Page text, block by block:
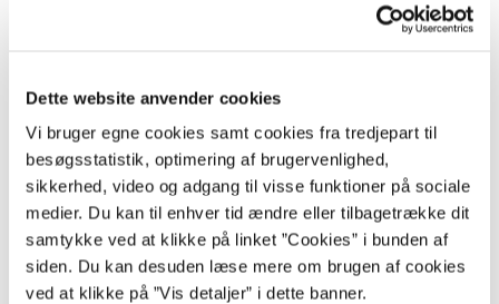
Dette website anvender cookies
Vi bruger egne cookies samt cookies fra tredjepart til
besøgsstatistik, optimering af brugervenlighed,
sikkerhed, video og adgang til visse funktioner på sociale
medier. Du kan til enhver tid ændre eller tilbagetrække dit
samtykke ved at klikke på linket ”Cookies” i bunden af
siden. Du kan desuden læse mere om brugen af cookies
ved at klikke på ”Vis detaljer” i dette banner.
Fra marts og frem til begyndelsen af maj måned udarbejder de
enkelte ministerier deres finanslovsbidrag. Ministerierne fordeler
ressortministeriet. Finanslovforslaget skal som udgangspunkt
udarbejdes inden for de udmeldte rammer.
I begyndelsen af maj sender ministerierne et samlet bidrag til
finanslovforslaget til Finansministeriet. Finansministeriet udarbejder
det samlede finanslovforslag på baggrund af ministeriernes bidrag.
Frem til slutningen af juni foretages såvel en politisk som en teknisk
gennemgang og justering af bidragene vedrørende de enkelte
ministerområder. Der vil ofte være politiske og tekniske drøftelser